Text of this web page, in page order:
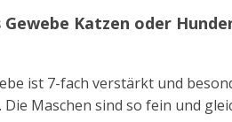
Gewebe Katzen oder
ist 7-fach verstärkt und
Die Maschen sind so fein und